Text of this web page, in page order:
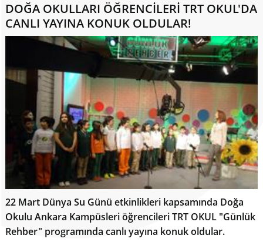
DOĞA OKULLARI ÖĞRENCİLERİ TRT OKUL'DA
CANLI YAYINA KONUK OLDULAR!
22 Mart Dünya Su Günü etkinlikleri kapsamında Doğa
Okulu Ankara Kampüsleri öğrencileri TRT OKUL "Günlük
Rehber" programında canlı yayına konuk oldular.